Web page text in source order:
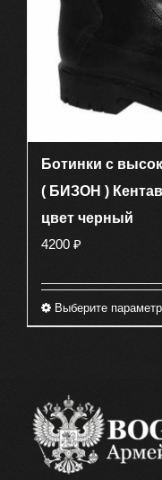
Ботинки с
( БИЗОН )
цвет черный
4200 ₽
Выберите